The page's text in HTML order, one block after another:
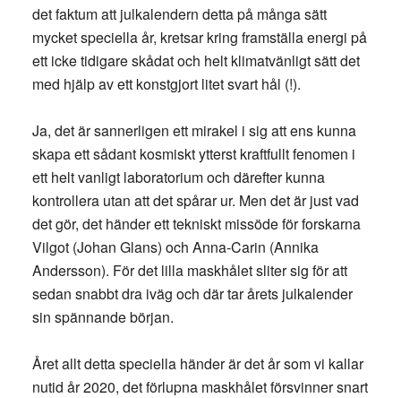
det faktum att julkalendern detta på många sätt
mycket speciella år, kretsar kring framställa energi på
ett icke tidigare skådat och helt klimatvänligt sätt det
med hjälp av ett konstgjort litet svart hål (!).
Ja, det är sannerligen ett mirakel i sig att ens kunna
skapa ett sådant kosmiskt ytterst kraftfullt fenomen i
ett helt vanligt laboratorium och därefter kunna
kontrollera utan att det spårar ur. Men det är just vad
det gör, det händer ett tekniskt missöde för forskarna
Vilgot (Johan Glans) och Anna-Carin (Annika
Andersson). För det lilla maskhålet sliter sig för att
sedan snabbt dra iväg och där tar årets julkalender
sin spännande början.
Året allt detta speciella händer är det år som vi kallar
nutid år 2020, det förlupna maskhålet försvinner snart